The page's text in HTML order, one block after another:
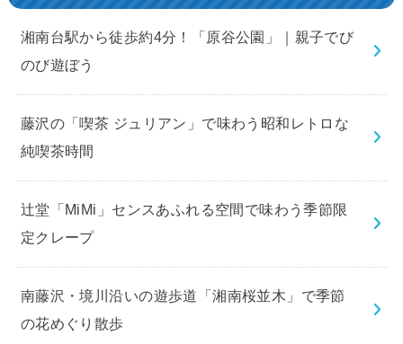
湘南台駅から徒歩約4分！「原谷公園」｜親子でび
のび遊ぼう
藤沢の「喫茶 ジュリアン」で味わう昭和レトロな
純喫茶時間
辻堂「MiMi」センスあふれる空間で味わう季節限
定クレープ
南藤沢・境川沿いの遊歩道「湘南桜並木」で季節
の花めぐり散歩